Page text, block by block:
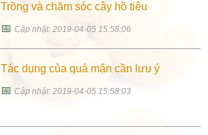
Trồng và chăm sóc cây hồ tiêu
📅Cập nhật: 2019-04-05 15:58:06
Tác dụng của quả mận cần lưu ý
📅Cập nhật: 2019-04-05 15:58:03